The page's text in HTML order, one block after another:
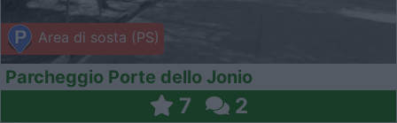
Area di sosta (PS)
Parcheggio Porte dello Jonio
7 2